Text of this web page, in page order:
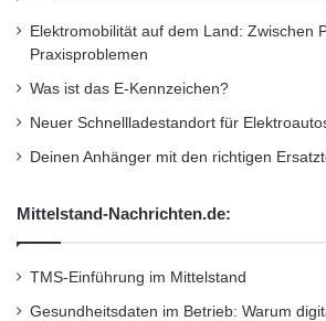
Elektromobilität auf dem Land: Zwischen
Praxisproblemen
Was ist das E-Kennzeichen?
Neuer Schnellladestandort für
Deinen Anhänger mit den richtigen
Mittelstand-Nachrichten.de:
TMS-Einführung im Mittelstand
Gesundheitsdaten im Betrieb: Warum